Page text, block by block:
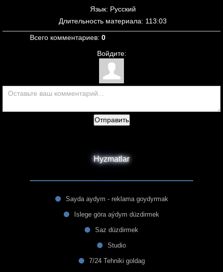
Язык: Русский
Длительность материала: 113:03
Всего комментариев: 0
Войдите:
Отправить
Hyzmatlar
Sayda aydym - reklama goydyrmak
Islege göra aýdym düzdirmek
Saz düzdirmek
Studio
7/24 Tehniki goldag